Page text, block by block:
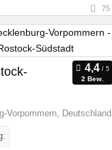
75
2 Bew.
Vorpommern, Deutschland